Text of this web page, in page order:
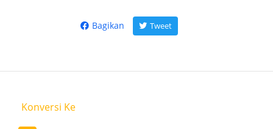
Bagikan Tweet
Konversi Ke